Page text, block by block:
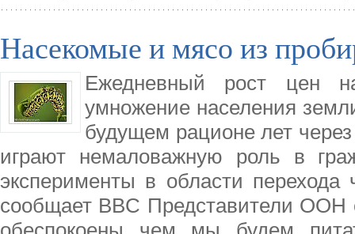
Насекомые и мясо из
Ежедневный рост цен
умножение населения
будущем рационе лет
играют немаловажную роль в
эксперименты в области перехода
сообщает BBC Представители ООН